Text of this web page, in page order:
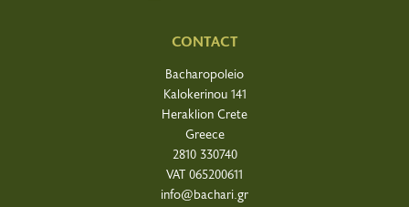
CONTACT
Bacharopoleio
Kalokerinou 141
Heraklion Crete
Greece
2810 330740
VAT 065200611
info@bachari.gr